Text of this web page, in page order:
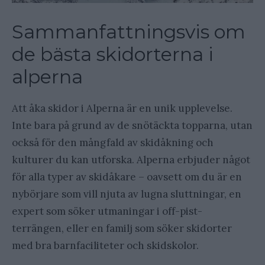
Sammanfattningsvis om
de bästa skidorterna i
alperna
Att åka skidor i Alperna är en unik upplevelse.
Inte bara på grund av de snötäckta topparna, utan
också för den mångfald av skidåkning och
kulturer du kan utforska. Alperna erbjuder något
för alla typer av skidåkare – oavsett om du är en
nybörjare som vill njuta av lugna sluttningar, en
expert som söker utmaningar i off-pist-
terrängen, eller en familj som söker skidorter
med bra barnfaciliteter och skidskolor.